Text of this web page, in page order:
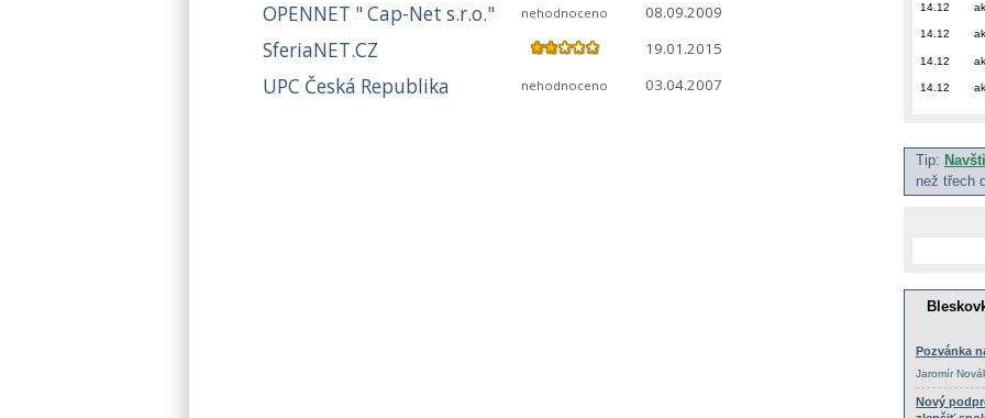
OPENNET " Cap-Net s.r.o." nehodnoceno 08.09.2009
SferiaNET.CZ 19.01.2015
UPC Česká Republika nehodnoceno 03.04.2007
14.12
14.12
14.12
14.12
Tip:
než třech